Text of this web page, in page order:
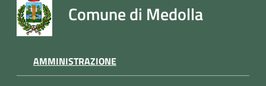
Comune di Medolla
AMMINISTRAZIONE